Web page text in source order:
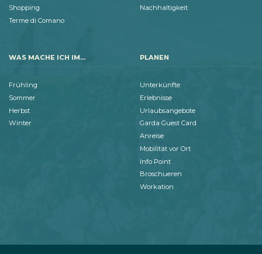
Shopping
Terme di Comano
Nachhaltigkeit
WAS MACHE ICH IM...
Frühling
Sommer
Herbst
Winter
PLANEN
Unterkünfte
Erlebnisse
Urlaubsangebote
Garda Guest Card
Anreise
Mobilität vor Ort
Info Point
Broschueren
Workation